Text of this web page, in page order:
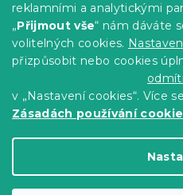
reklamními a analytickými
„Přijmout vše“ nám dáváte
volitelných cookies.
přizpůsobit nebo cookies
v „Nastavení cookies“. Více
Zásadách používání
Návody
Tabulky velikostí
Blog